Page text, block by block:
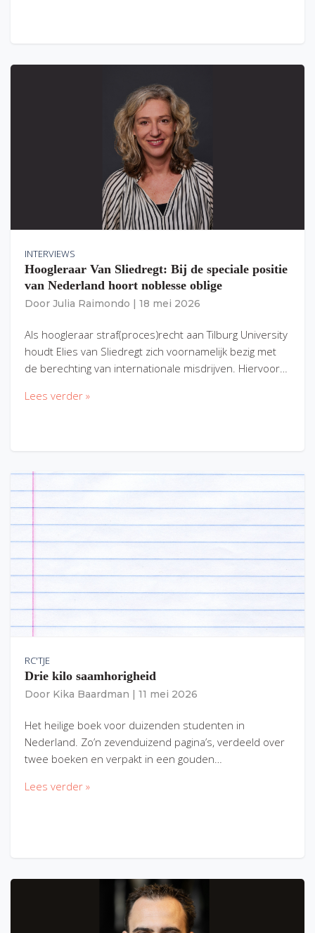
INTERVIEWS
Hoogleraar Van Sliedregt: Bij de speciale positie
van Nederland hoort noblesse oblige
Door Julia Raimondo 18 mei 2026
Als hoogleraar straf(proces)recht aan Tilburg University
houdt Elies van Sliedregt zich voornamelijk bezig met
de berechting van internationale misdrijven. Hiervoor…
Lees verder »
RC'TJE
Drie kilo saamhorigheid
Door Kika Baardman 11 mei 2026
Het heilige boek voor duizenden studenten in
Nederland. Zo’n zevenduizend pagina’s, verdeeld over
twee boeken en verpakt in een gouden…
Lees verder »